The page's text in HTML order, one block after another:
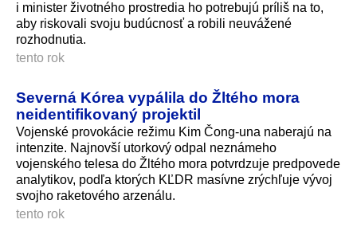
i minister životného prostredia ho potrebujú príliš na to,
aby riskovali svoju budúcnosť a robili neuvážené
rozhodnutia.
tento rok
Severná Kórea vypálila do Žltého mora
neidentifikovaný projektil
Vojenské provokácie režimu Kim Čong-una naberajú na
intenzite. Najnovší utorkový odpal neznámeho
vojenského telesa do Žltého mora potvrdzuje predpovede
analytikov, podľa ktorých KĽDR masívne zrýchľuje vývoj
svojho raketového arzenálu.
tento rok